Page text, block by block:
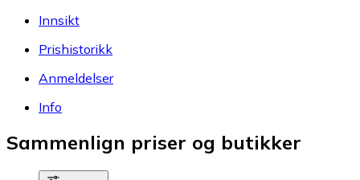
Innsikt
Prishistorikk
Anmeldelser
Info
Sammenlign priser og butikker